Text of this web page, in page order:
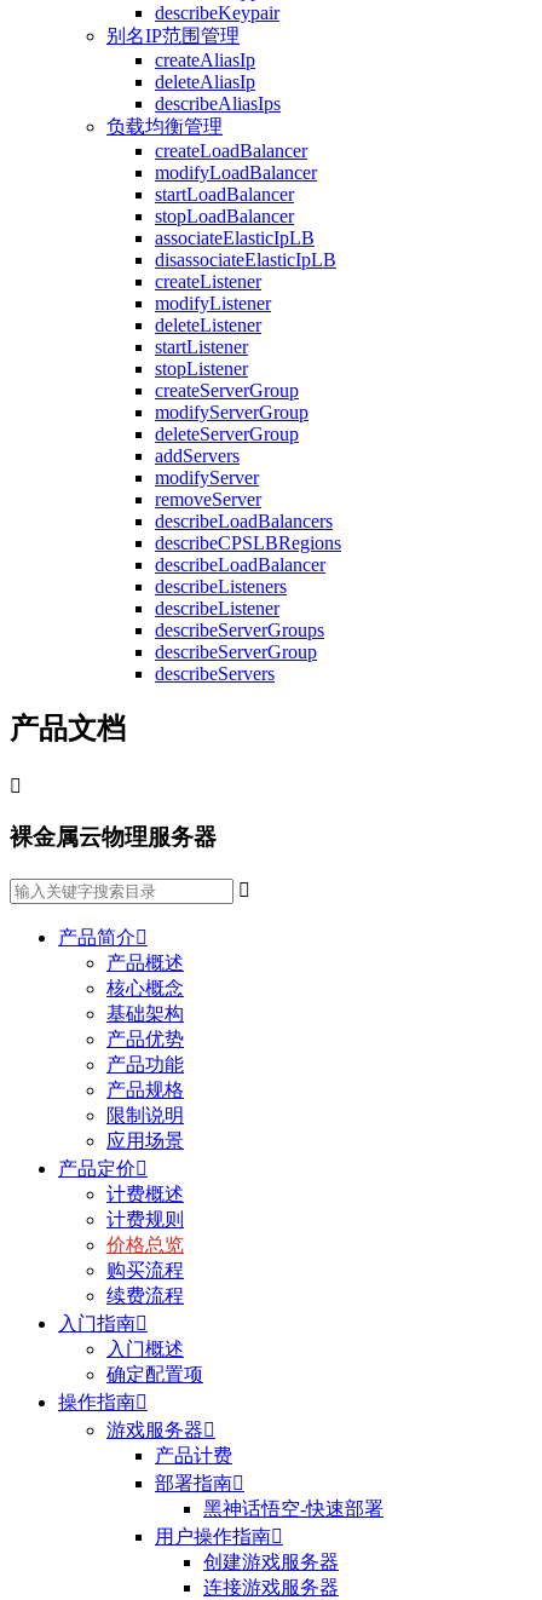
describeKeypair
别名IP范围管理
createAliasIp
deleteAliasIp
describeAliasIps
负载均衡管理
createLoadBalancer
modifyLoadBalancer
startLoadBalancer
stopLoadBalancer
associateElasticIpLB
disassociateElasticIpLB
createListener
modifyListener
deleteListener
startListener
stopListener
createServerGroup
modifyServerGroup
deleteServerGroup
addServers
modifyServer
removeServer
describeLoadBalancers
describeCPSLBRegions
describeLoadBalancer
describeListeners
describeListener
describeServerGroups
describeServerGroup
describeServers
产品文档

裸金属云物理服务器

产品简介
产品概述
核心概念
基础架构
产品优势
产品功能
产品规格
限制说明
应用场景
产品定价
计费概述
计费规则
价格总览
购买流程
续费流程
入门指南
入门概述
确定配置项
操作指南
游戏服务器
产品计费
部署指南
黑神话悟空-快速部署
用户操作指南
创建游戏服务器
连接游戏服务器